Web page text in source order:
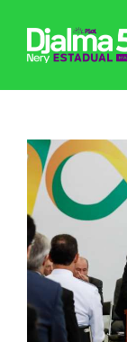
para